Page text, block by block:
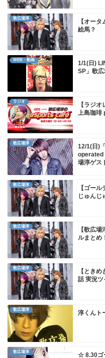
歌広場淳
【オー
絵馬？
WEB・動画
1/1(日)
SP」歌
ラジオ
【ラジ
上島珈
歌広場淳
12/1(日)
operated
場淳ゲス
歌広場淳
【ゴー
じゅんじ
歌広場淳
【歌広
ルまとめ
歌広場淳
【とき
話 実況
歌広場淳 淳くんト
歌広場淳
☆ 8.30ゴ